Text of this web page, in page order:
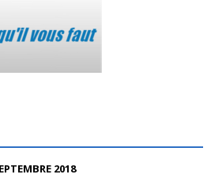
2018